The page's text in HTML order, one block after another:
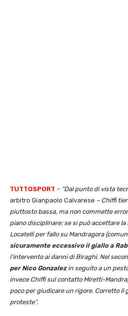
TUTTOSPORT – “Dal punto di vista
arbitro Gianpaolo Calvarese – Chiffi
piuttosto bassa, ma non commette
piano disciplinare: se si può accettare
Locatelli per fallo su Mandragora
sicuramente eccessivo il giallo a
l’intervento ai danni di Biraghi. Nel
per Nico Gonzalezin seguito a un
invece Chiffi sul contatto Miretti-
poco per giudicare un rigore. Corretto il
proteste”.